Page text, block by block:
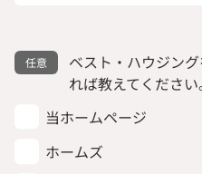
ベスト・ハウジン
れば教えてください
当ホームページ
ホームズ